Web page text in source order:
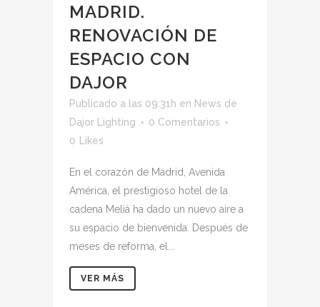
MADRID.
RENOVACIÓN DE
ESPACIO CON
DAJOR
Publicado a las 09:31h en News de
Dajor Lighting
0 Comentarios
0 Likes
En el corazón de Madrid, Avenida
América, el prestigioso hotel de la
cadena Meliá ha dado un nuevo aire a
su espacio de bienvenida. Después de
meses de reforma, el...
VER MÁS